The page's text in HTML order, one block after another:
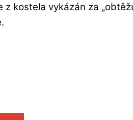
z kostela vykázán za